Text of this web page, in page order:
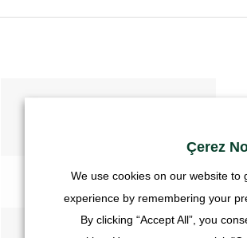
STOKTA YOK
Çerez
We use cookies on our website to
experience by remembering your
By clicking “Accept All”, you